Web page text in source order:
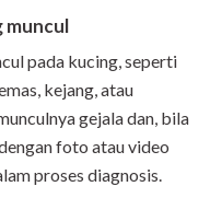
muncul
pada kucing, seperti
kejang, atau
gejala dan, bila
foto atau video
proses diagnosis.